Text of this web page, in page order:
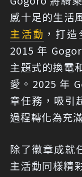
感十足的生活
主活動 ，打
2015 年
主題式的換電
愛。2025 年
章任務，吸引
過程轉化為充
除了徽章成就
主活動同樣精